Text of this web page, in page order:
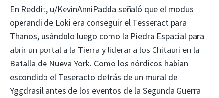
En Reddit, u/KevinAnniPadda señaló que el modus
operandi de Loki era conseguir el Tesseract para
Thanos, usándolo luego como la Piedra Espacial para
abrir un portal a la Tierra y liderar a los Chitauri en la
Batalla de Nueva York. Como los nórdicos habían
escondido el Teseracto detrás de un mural de
Yggdrasil antes de los eventos de la Segunda Guerra